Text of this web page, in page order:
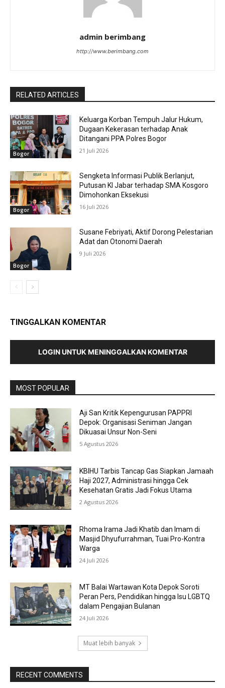
admin berimbang
http://www.berimbang.com
RELATED ARTICLES
Bogor
Keluarga Korban Tempuh Jalur Hukum,
Dugaan Kekerasan terhadap Anak
Ditangani PPA Polres Bogor
21 Juli 2026
Bogor
Sengketa Informasi Publik Berlanjut,
Putusan KI Jabar terhadap SMA Kosgoro
Dimohonkan Eksekusi
16 Juli 2026
Bogor
Susane Febriyati, Aktif Dorong Pelestarian
Adat dan Otonomi Daerah
9 Juli 2026
TINGGALKAN KOMENTAR
LOGIN UNTUK MENINGGALKAN KOMENTAR
MOST POPULAR
Aji San Kritik Kepengurusan PAPPRI
Depok: Organisasi Seniman Jangan
Dikuasai Unsur Non-Seni
5 Agustus 2026
KBIHU Tarbis Tancap Gas Siapkan Jamaah
Haji 2027, Administrasi hingga Cek
Kesehatan Gratis Jadi Fokus Utama
2 Agustus 2026
Rhoma Irama Jadi Khatib dan Imam di
Masjid Dhyufurrahman, Tuai Pro-Kontra
Warga
24 Juli 2026
MT Balai Wartawan Kota Depok Soroti
Peran Pers, Pendidikan hingga Isu LGBTQ
dalam Pengajian Bulanan
24 Juli 2026
Muat lebih banyak
RECENT COMMENTS